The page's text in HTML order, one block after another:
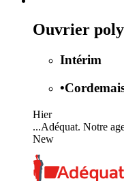
Ouvrier
Intérim
•
Hier
...Adéquat. Notre
New